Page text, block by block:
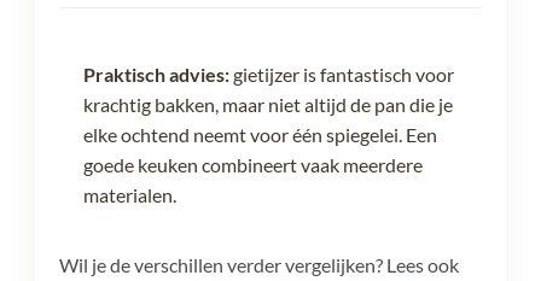
Praktisch advies:gietijzer is fantastisch voor
krachtig bakken, maar niet altijd de pan die je
elke ochtend neemt voor één spiegelei. Een
goede keuken combineert vaak meerdere
materialen.
Wil je de verschillen verder vergelijken? Lees ook